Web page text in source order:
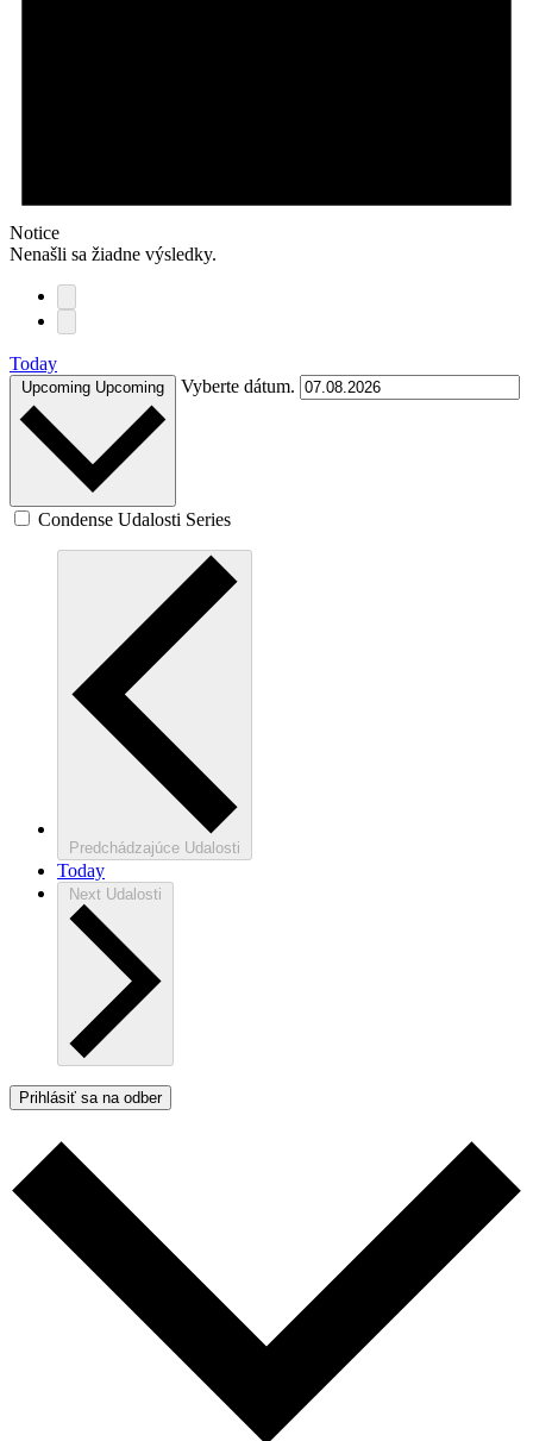
Notice
Nenašli sa žiadne výsledky.
Today
Upcoming Upcoming Vyberte dátum.
Condense Udalosti Series
Predchádzajúce Udalosti
Today
Next Udalosti
Prihlásiť sa na odber